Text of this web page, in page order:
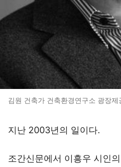
김원 건축가 건축환경연구소 광장
지난 2003년의 일이다.
조간신문에서 이흥우 시인